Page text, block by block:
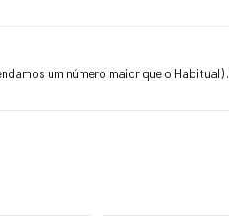
um número maior que o Habitual) .